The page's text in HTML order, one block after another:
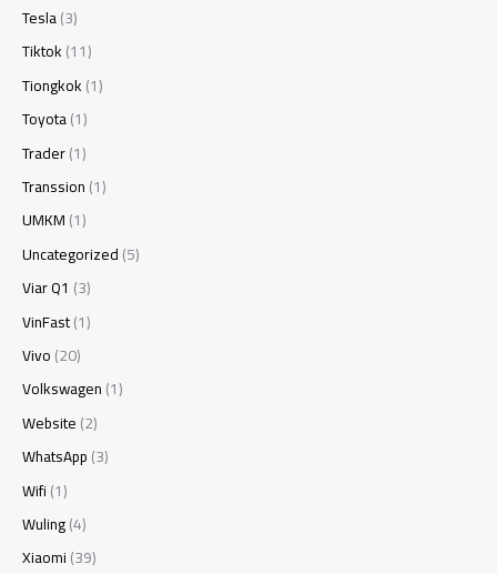
Tesla(3)
Tiktok(11)
Tiongkok(1)
Toyota(1)
Trader(1)
Transsion(1)
UMKM(1)
Uncategorized(5)
Viar Q1 (3)
VinFast(1)
Vivo(20)
Volkswagen(1)
Website(2)
WhatsApp(3)
Wifi(1)
Wuling(4)
Xiaomi(39)